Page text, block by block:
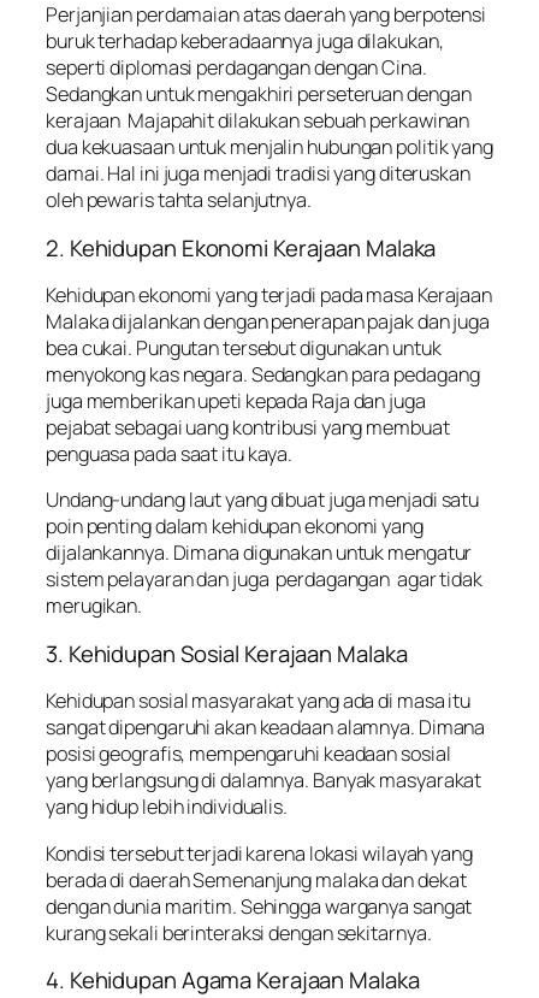
Perjanjian perdamaian atas daerah yang berpotensi
buruk terhadap keberadaannya juga dilakukan,
seperti diplomasi perdagangan dengan Cina.
Sedangkan untuk mengakhiri perseteruan dengan
kerajaan Majapahit dilakukan sebuah perkawinan
dua kekuasaan untuk menjalin hubungan politik yang
damai. Hal ini juga menjadi tradisi yang diteruskan
oleh pewaris tahta selanjutnya.
2. Kehidupan Ekonomi Kerajaan Malaka
Kehidupan ekonomi yang terjadi pada masa Kerajaan
Malaka dijalankan dengan penerapan pajak dan juga
bea cukai. Pungutan tersebut digunakan untuk
menyokong kas negara. Sedangkan para pedagang
juga memberikan upeti kepada Raja dan juga
pejabat sebagai uang kontribusi yang membuat
penguasa pada saat itu kaya.
Undang-undang laut yang dibuat juga menjadi satu
poin penting dalam kehidupan ekonomi yang
dijalankannya. Dimana digunakan untuk mengatur
sistem pelayaran dan juga perdagangan agar tidak
merugikan.
3. Kehidupan Sosial Kerajaan Malaka
Kehidupan sosial masyarakat yang ada di masa itu
sangat dipengaruhi akan keadaan alamnya. Dimana
posisi geografis, mempengaruhi keadaan sosial
yang berlangsung di dalamnya. Banyak masyarakat
yang hidup lebih individualis.
Kondisi tersebut terjadi karena lokasi wilayah yang
berada di daerah Semenanjung malaka dan dekat
dengan dunia maritim. Sehingga warganya sangat
kurang sekali berinteraksi dengan sekitarnya.
4. Kehidupan Agama Kerajaan Malaka